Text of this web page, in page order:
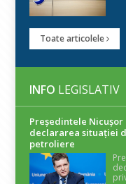
Toate articolele
INFO LEGISLATIV
Președintele
declararea situaţiei
petroliere